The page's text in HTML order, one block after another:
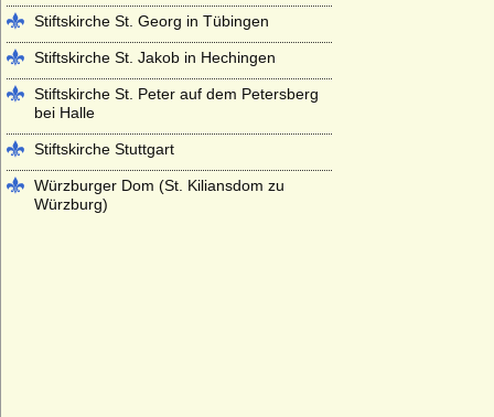
Stiftskirche St. Georg in Tübingen
Stiftskirche St. Jakob in Hechingen
Stiftskirche St. Peter auf dem Petersberg
bei Halle
Stiftskirche Stuttgart
Würzburger Dom (St. Kiliansdom zu
Würzburg)